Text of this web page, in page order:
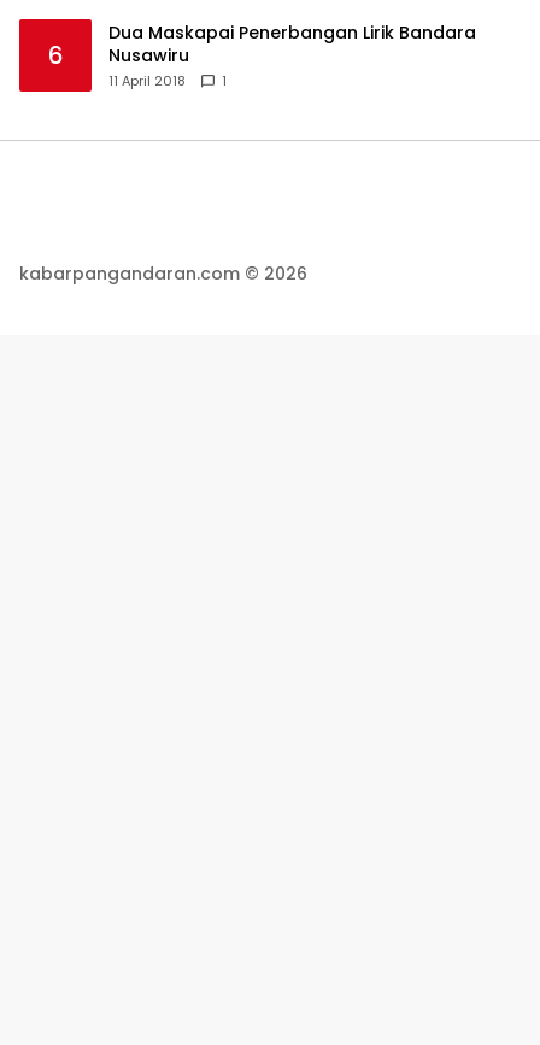
6
Dua Maskapai Penerbangan Lirik Bandara
Nusawiru
11 April 2018 1
kabarpangandaran.com © 2026